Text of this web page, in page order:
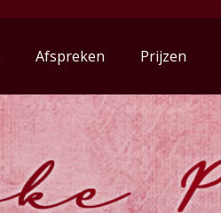
Afspreken Prijzen